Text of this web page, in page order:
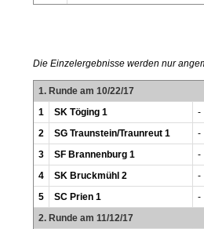
Die Einzelergebnisse werden nur
1. Runde am 10/22/17
1
SK Töging 1
-
2
SG Traunstein/Traunreut 1
-
3
SF Brannenburg 1
-
4
SK Bruckmühl 2
-
5
SC Prien 1
-
2. Runde am 11/12/17